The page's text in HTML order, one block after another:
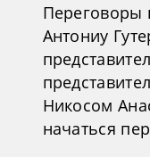
Переговоры
Антониу
Никосом
начаться